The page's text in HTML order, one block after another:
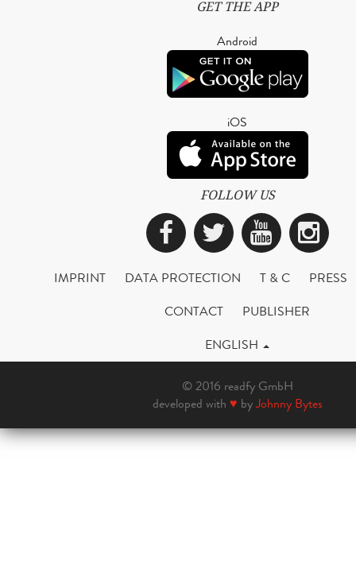
GET THE APP
Android
iOS
FOLLOW US
Facebook
Twitter
IMPRINT DATA PROTECTION T & C
PRESS
CONTACT
PUBLISHER
ENGLISH
© 2016 readfy GmbH
developed with ♥ byJohnny Bytes